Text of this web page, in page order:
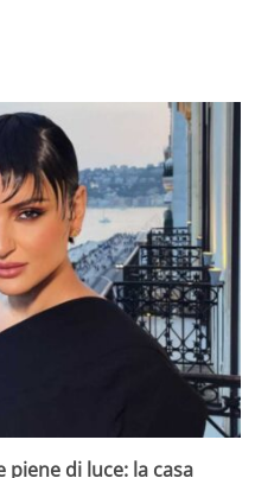
piene di luce: la casa